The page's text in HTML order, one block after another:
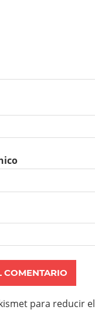
para reducir